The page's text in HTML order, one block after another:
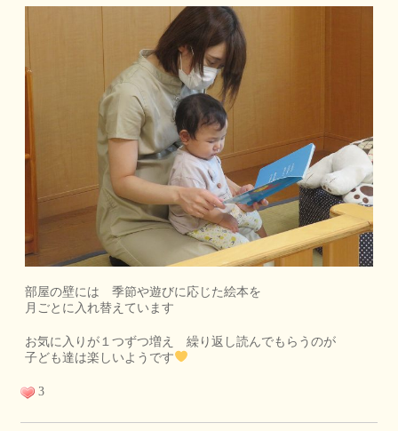
部屋の壁には 季節や遊びに応じた絵本を
月ごとに入れ替えています
お気に入りが１つずつ増え 繰り返し読んでもらうのが
子ども達は楽しいようです
3